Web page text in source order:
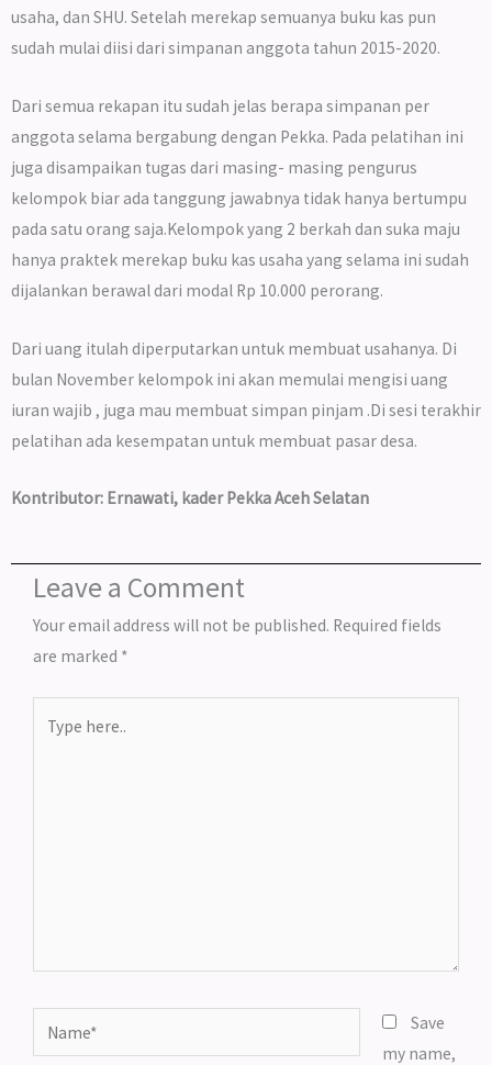
usaha, dan SHU. Setelah merekap semuanya buku kas pun
sudah mulai diisi dari simpanan anggota tahun 2015-2020.
Dari semua rekapan itu sudah jelas berapa simpanan per
anggota selama bergabung dengan Pekka. Pada pelatihan ini
juga disampaikan tugas dari masing- masing pengurus
kelompok biar ada tanggung jawabnya tidak hanya bertumpu
pada satu orang saja.Kelompok yang 2 berkah dan suka maju
hanya praktek merekap buku kas usaha yang selama ini sudah
dijalankan berawal dari modal Rp 10.000 perorang.
Dari uang itulah diperputarkan untuk membuat usahanya. Di
bulan November kelompok ini akan memulai mengisi uang
iuran wajib , juga mau membuat simpan pinjam .Di sesi terakhir
pelatihan ada kesempatan untuk membuat pasar desa.
Kontributor: Ernawati, kader Pekka Aceh Selatan
Leave a Comment
Your email address will not be published. Required fields
are marked *
here..
Name*
Save
my name,